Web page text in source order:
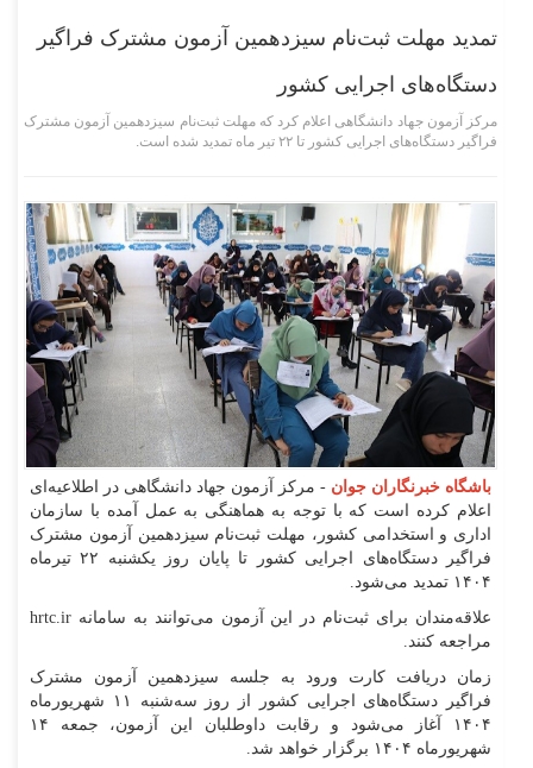
تمدید مهلت ثبت‌نام سیزدهمین آزمون مشترک فراگیر
دستگاه‌های اجرایی کشور
مرکز آزمون جهاد دانشگاهی اعلام کرد که مهلت ثبت‌نام سیزدهمین آزمون مشترک
فراگیر دستگاه‌های اجرایی کشور تا ۲۲ تیر ماه تمدید شده است.
باشگاه خبرنگاران جوان - مرکز آزمون جهاد دانشگاهی در اطلاعیه‌ای
اعلام کرده است که با توجه به هماهنگی به عمل آمده با سازمان
اداری و استخدامی کشور، مهلت ثبت‌نام سیزدهمین آزمون مشترک
فراگیر دستگاه‌های اجرایی کشور تا پایان روز یکشنبه ۲۲ تیرماه
۱۴۰۴ تمدید می‌شود.
علاقه‌مندان برای ثبت‌نام در این آزمون می‌توانند به سامانه hrtc.ir
مراجعه کنند.
زمان دریافت کارت ورود به جلسه سیزدهمین آزمون مشترک
فراگیر دستگاه‌های اجرایی کشور از روز سه‌شنبه ۱۱ شهریورماه
۱۴۰۴ آغاز می‌شود و رقابت داوطلبان این آزمون، جمعه ۱۴
شهریورماه ۱۴۰۴ برگزار خواهد شد.